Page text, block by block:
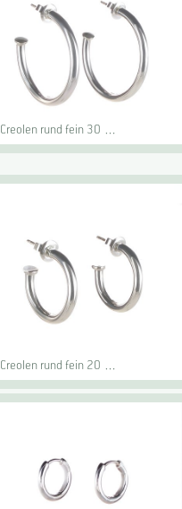
Creolen rund fein 30 …
Creolen rund fein 20 …